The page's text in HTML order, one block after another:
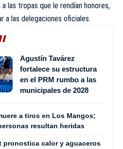
las tropas que le rendían honores,
a las delegaciones oficiales.
Agustín Tavárez
fortalece su estructura
en el PRM rumbo a las
municipales de 2028
a tiros en Los Mangos;
resultan heridas
pronostica calor y aguaceros